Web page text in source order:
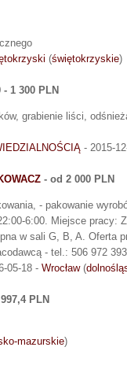
(świętokrzyskie)
- 1 300 PLN
grabienie liści,
- 2015-
- od 2 000 PLN
- pakowanie
6:00. Miejsce pracy:
w sali G, B, A. Oferta
- tel.: 506 972
05-18 - Wrocław(
PLN
mazurskie)